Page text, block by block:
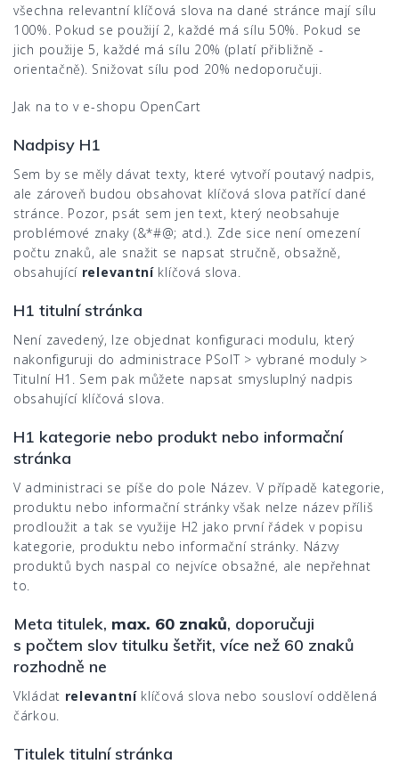
všechna relevantní klíčová slova na dané stránce mají sílu
100%. Pokud se použijí 2, každé má sílu 50%. Pokud se
jich použije 5, každé má sílu 20% (platí přibližně -
orientačně). Snižovat sílu pod 20% nedoporučuji.
Jak na to v e-shopu OpenCart
Nadpisy H1
Sem by se měly dávat texty, které vytvoří poutavý nadpis,
ale zároveň budou obsahovat klíčová slova patřící dané
stránce. Pozor, psát sem jen text, který neobsahuje
problémové znaky (&*#@; atd.). Zde sice není omezení
počtu znaků, ale snažit se napsat stručně, obsažně,
obsahující relevantníklíčová slova.
H1 titulní stránka
Není zavedený, lze objednat konfiguraci modulu, který
nakonfiguruji do administrace PSoIT > vybrané moduly >
Titulní H1. Sem pak můžete napsat smysluplný nadpis
obsahující klíčová slova.
H1 kategorie nebo produkt nebo informační
stránka
V administraci se píše do pole Název. V případě kategorie,
produktu nebo informační stránky však nelze název příliš
prodloužit a tak se využije H2 jako první řádek v popisu
kategorie, produktu nebo informační stránky. Názvy
produktů bych naspal co nejvíce obsažné, ale nepřehnat
to.
Meta titulek, max. 60 znaků, doporučuji
s počtem slov titulku šetřit, více než 60 znaků
rozhodně ne
Vkládat relevantníklíčová slova nebo sousloví oddělená
čárkou.
Titulek titulní stránka